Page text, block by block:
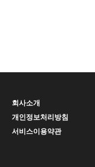
회사소개
개인정보처리방침
서비스이용약관